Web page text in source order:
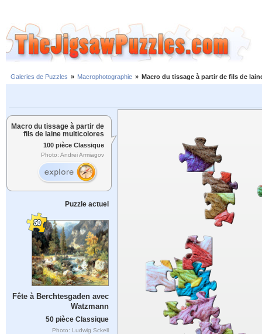
Galeries de Puzzles » Macrophotographie » Macro du tissage à partir de fils de
Macro du tissage à partir de
fils de laine multicolores
100 pièce Classique
Photo: Andrei Armiagov
Puzzle actuel
Fête à Berchtesgaden avec
Watzmann
50 pièce Classique
Photo: Ludwig Sckell